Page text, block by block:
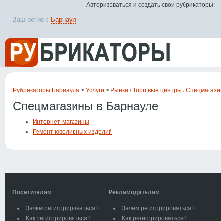
Рубрикаторы Барнаула > Услуги > Рынки / Торговые центры /
Спецмагазины в Барнауле
Интернет-магазины
Ремонт ювелирных изделий
Посетителям
Зачем регистрироваться?
Как регистрироваться?
Рекламодателям
Зачем регистрироваться?
Как регистрироваться?
Ваш регион: Барнаул
Авторизоваться и создать свои рубрикаторы: